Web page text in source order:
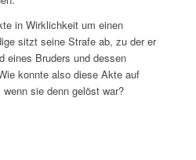
in Wirklichkeit um einen
sitzt seine Strafe ab, zu der er
eines Bruders und dessen
konnte also diese Akte auf
sie denn gelöst war?